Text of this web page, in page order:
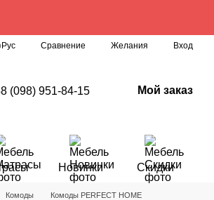
Рус Сравнение Желания Вход
(098) 951-84-15 Мой заказ
Новинки Скидки
Комоды
Комоды PERFECT HOME